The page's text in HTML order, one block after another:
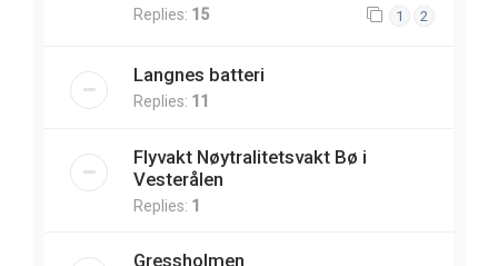
Replies: 15 1 2
Langnes batteri
Replies: 11
Flyvakt Nøytralitetsvakt Bø i
Vesterålen
Replies: 1
Gressholmen